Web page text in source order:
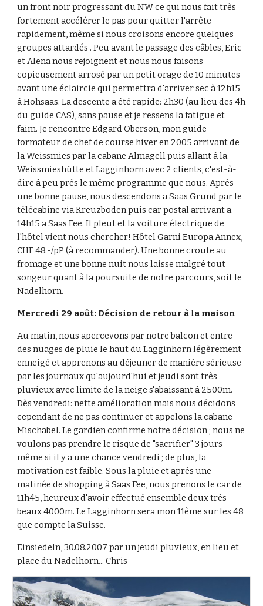
un front noir progressant du NW ce qui nous fait très
fortement accélérer le pas pour quitter l'arrête
rapidement, même si nous croisons encore quelques
groupes attardés . Peu avant le passage des câbles, Eric
et Alena nous rejoignent et nous nous faisons
copieusement arrosé par un petit orage de 10 minutes
avant une éclaircie qui permettra d'arriver sec à 12h15
à Hohsaas. La descente a été rapide: 2h30 (au lieu des 4h
du guide CAS), sans pause et je ressens la fatigue et
faim. Je rencontre Edgard Oberson, mon guide
formateur de chef de course hiver en 2005 arrivant de
la Weissmies par la cabane Almagell puis allant à la
Weissmieshütte et Lagginhorn avec 2 clients, c'est-à-
dire à peu près le même programme que nous. Après
une bonne pause, nous descendons a Saas Grund par le
télécabine via Kreuzboden puis car postal arrivant a
14h15 a Saas Fee. Il pleut et la voiture électrique de
l'hôtel vient nous chercher! Hôtel Garni Europa Annex,
CHF 48.-/pP (à recommander). Une bonne croute au
fromage et une bonne nuit nous laisse malgré tout
songeur quant à la poursuite de notre parcours, soit le
Nadelhorn.
Mercredi 29 août: Décision de retour à la maison
Au matin, nous apercevons par notre balcon et entre
des nuages de pluie le haut du Lagginhorn légèrement
enneigé et apprenons au déjeuner de manière sérieuse
par les journaux qu'aujourd'hui et jeudi sont très
pluvieux avec limite de la neige s'abaissant à 2500m.
Dès vendredi: nette amélioration mais nous décidons
cependant de ne pas continuer et appelons la cabane
Mischabel. Le gardien confirme notre décision ; nous ne
voulons pas prendre le risque de "sacrifier" 3 jours
même si il y a une chance vendredi ; de plus, la
motivation est faible. Sous la pluie et après une
matinée de shopping à Saas Fee, nous prenons le car de
11h45, heureux d'avoir effectué ensemble deux très
beaux 4000m. Le Lagginhorn sera mon 11ème sur les 48
que compte la Suisse.
Einsiedeln, 30.08.2007 par un jeudi pluvieux, en lieu et
place du Nadelhorn... Chris